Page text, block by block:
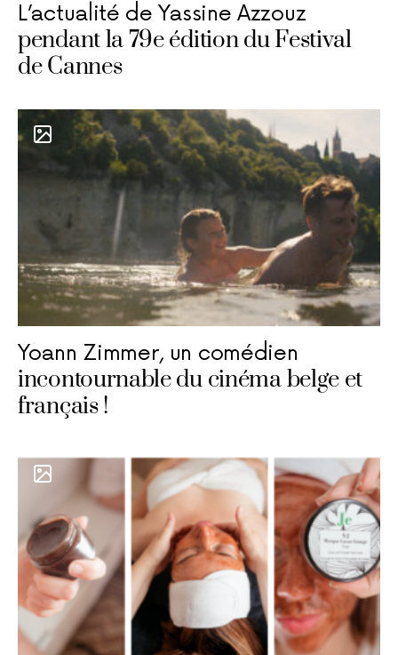
L’actualité de Yassine Azzouz
pendant la 79e édition du Festival
de Cannes
Yoann Zimmer, un comédien
incontournable du cinéma belge et
français !